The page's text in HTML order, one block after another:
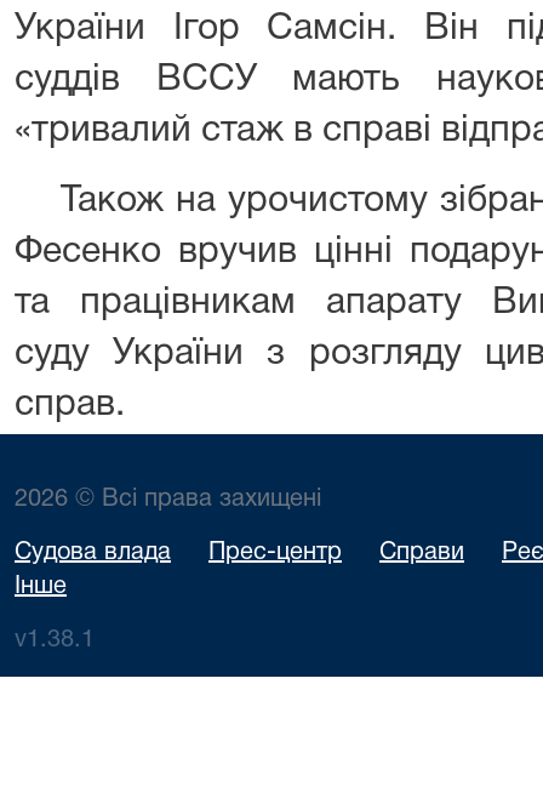
України Ігор Самсін.
Він
суддів ВССУ мають
«тривалий стаж в справі
Також на урочистому
Фесенко вручив цінні
та працівникам апарату
суду України з розгляду
справ.
2026 © Всі права захищені
Судова влада Прес-центр Справи
Інше
v1.38.1